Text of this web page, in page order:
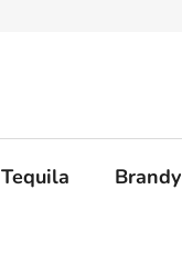
Tequila Brandy